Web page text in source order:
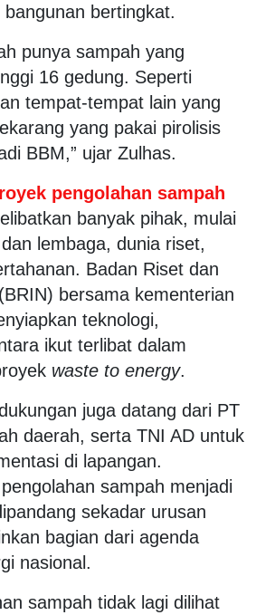
bertingkat.
punya sampah yang
16 gedung. Seperti
tempat-tempat lain yang
yang pakai pirolisis
BBM,” ujar Zulhas.
pengolahan sampah
banyak pihak, mulai
lembaga, dunia riset,
Badan Riset dan
bersama kementerian
teknologi,
ikut terlibat dalam
waste to energy.
juga datang dari PT
daerah, serta TNI AD untuk
di lapangan.
sampah menjadi
sekadar urusan
bagian dari agenda
nasional.
sampah tidak lagi dilihat